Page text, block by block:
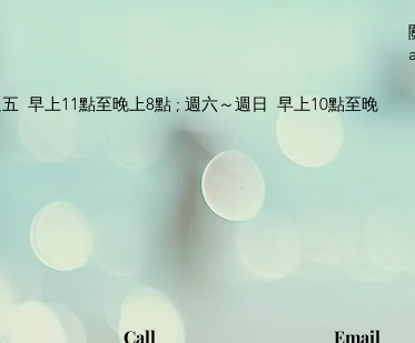
早上11點至晚上8點 ; 週六～週日 早上10點至晚
Call Email